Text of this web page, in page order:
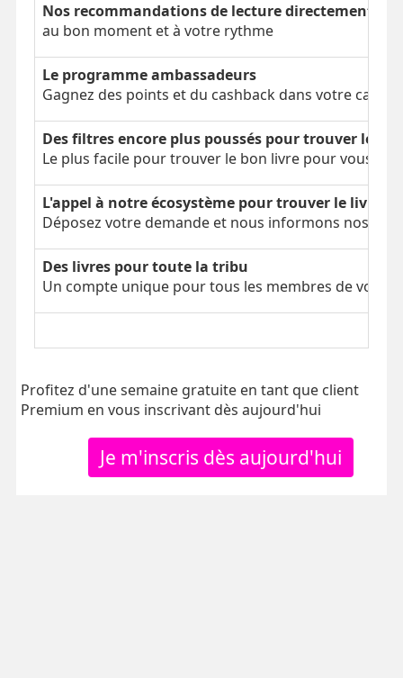
Nos recommandations de lecture directement
au bon moment et à votre rythme
Le programme ambassadeurs
Gagnez des points et du cashback dans votre
Des filtres encore plus poussés pour trouver le
Le plus facile pour trouver le bon livre pour vous
L'appel à notre écosystème pour trouver le livre
Déposez votre demande et nous informons nos
Des livres pour toute la tribu
Un compte unique pour tous les membres de votre
Profitez d'une semaine gratuite en tant que client
Premium en vous inscrivant dès aujourd'hui
Je m'inscris dès aujourd'hui